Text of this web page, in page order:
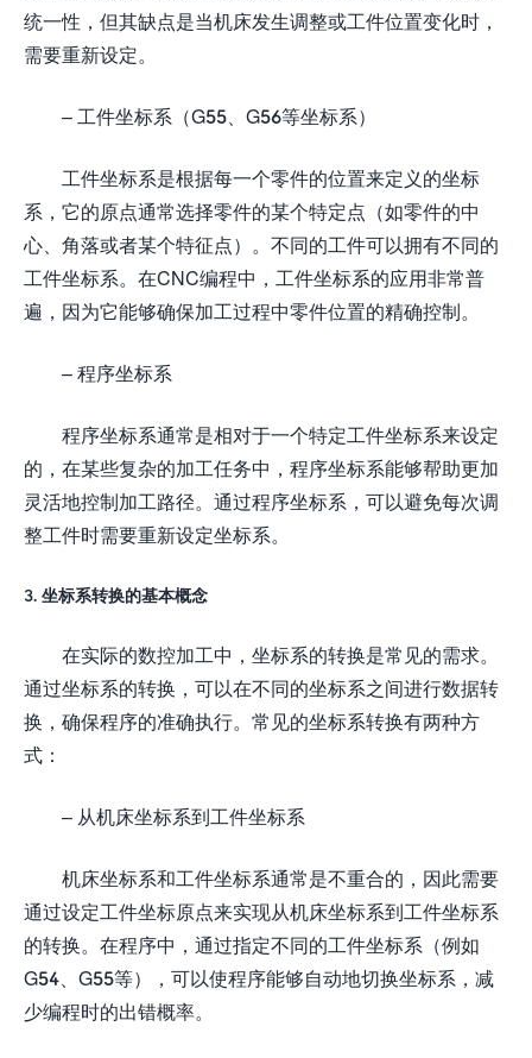
统一性，但其缺点是当机床发生调整或工件位置变化时，
需要重新设定。
– 工件坐标系（G55、G56等坐标系）
工件坐标系是根据每一个零件的位置来定义的坐标
系，它的原点通常选择零件的某个特定点（如零件的中
心、角落或者某个特征点）。不同的工件可以拥有不同的
工件坐标系。在CNC编程中，工件坐标系的应用非常普
遍，因为它能够确保加工过程中零件位置的精确控制。
– 程序坐标系
程序坐标系通常是相对于一个特定工件坐标系来设定
的，在某些复杂的加工任务中，程序坐标系能够帮助更加
灵活地控制加工路径。通过程序坐标系，可以避免每次调
整工件时需要重新设定坐标系。
3. 坐标系转换的基本概念
在实际的数控加工中，坐标系的转换是常见的需求。
通过坐标系的转换，可以在不同的坐标系之间进行数据转
换，确保程序的准确执行。常见的坐标系转换有两种方
式：
– 从机床坐标系到工件坐标系
机床坐标系和工件坐标系通常是不重合的，因此需要
通过设定工件坐标原点来实现从机床坐标系到工件坐标系
的转换。在程序中，通过指定不同的工件坐标系（例如
G54、G55等），可以使程序能够自动地切换坐标系，减
少编程时的出错概率。